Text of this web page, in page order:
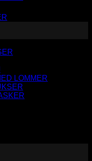
LOMMER